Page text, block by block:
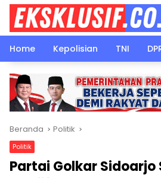
Langsung
konten
Home
Kepolisian TNI
Beranda Politik
Politik
Partai Golkar Sidoarjo